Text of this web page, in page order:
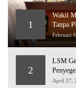
1
Wakil
Tanpa
Februari
2
LSM
April 27,